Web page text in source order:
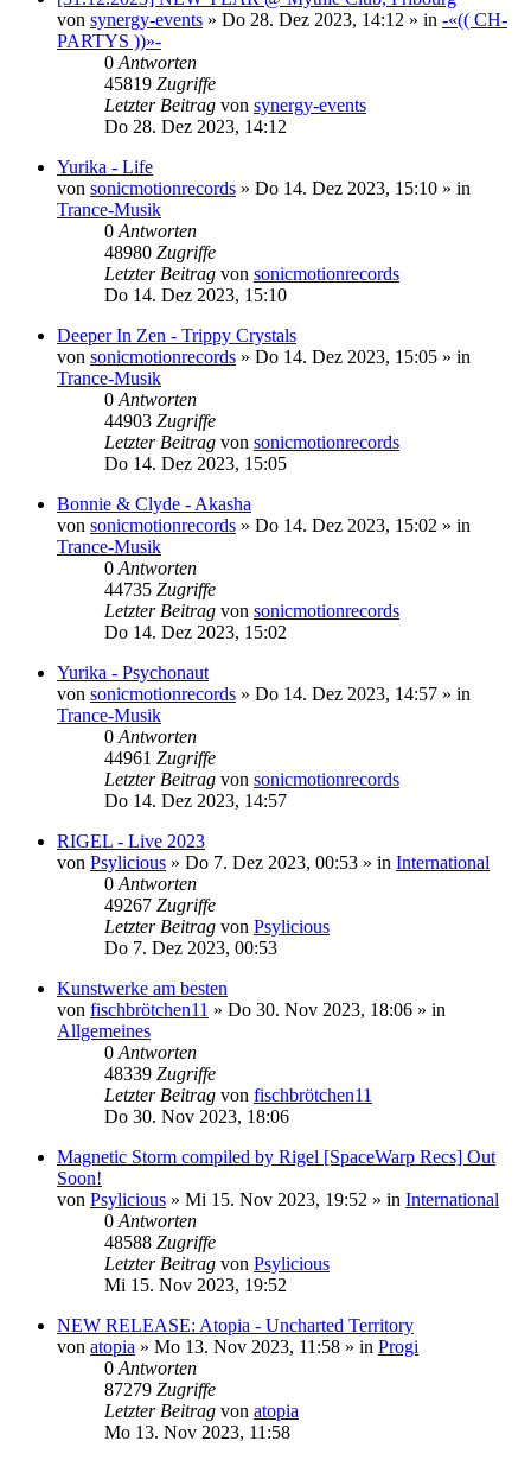
von synergy-events » Do 28. Dez 2023, 14:12 » in -«(( CH-
PARTYS ))»-
0 Antworten
45819 Zugriffe
Letzter Beitrag von synergy-events
Do 28. Dez 2023, 14:12
Yurika - Life
von sonicmotionrecords » Do 14. Dez 2023, 15:10 » in
Trance-Musik
0 Antworten
48980 Zugriffe
Letzter Beitrag von sonicmotionrecords
Do 14. Dez 2023, 15:10
Deeper In Zen - Trippy Crystals
von sonicmotionrecords » Do 14. Dez 2023, 15:05 » in
Trance-Musik
0 Antworten
44903 Zugriffe
Letzter Beitrag von sonicmotionrecords
Do 14. Dez 2023, 15:05
Bonnie & Clyde - Akasha
von sonicmotionrecords » Do 14. Dez 2023, 15:02 » in
Trance-Musik
0 Antworten
44735 Zugriffe
Letzter Beitrag von sonicmotionrecords
Do 14. Dez 2023, 15:02
Yurika - Psychonaut
von sonicmotionrecords » Do 14. Dez 2023, 14:57 » in
Trance-Musik
0 Antworten
44961 Zugriffe
Letzter Beitrag von sonicmotionrecords
Do 14. Dez 2023, 14:57
RIGEL - Live 2023
von Psylicious » Do 7. Dez 2023, 00:53 » in International
0 Antworten
49267 Zugriffe
Letzter Beitrag von Psylicious
Do 7. Dez 2023, 00:53
Kunstwerke am besten
von fischbrötchen11 » Do 30. Nov 2023, 18:06 » in
Allgemeines
0 Antworten
48339 Zugriffe
Letzter Beitrag von fischbrötchen11
Do 30. Nov 2023, 18:06
Magnetic Storm compiled by Rigel [SpaceWarp Recs] Out
Soon!
von Psylicious » Mi 15. Nov 2023, 19:52 » in International
0 Antworten
48588 Zugriffe
Letzter Beitrag von Psylicious
Mi 15. Nov 2023, 19:52
NEW RELEASE: Atopia - Uncharted Territory
von atopia » Mo 13. Nov 2023, 11:58 » in Progi
0 Antworten
87279 Zugriffe
Letzter Beitrag von atopia
Mo 13. Nov 2023, 11:58